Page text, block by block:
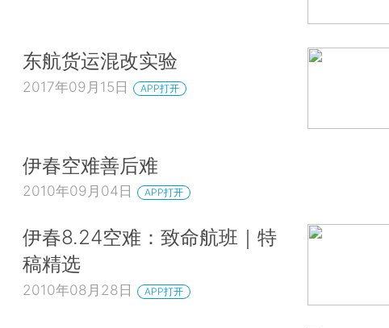
东航货运混改实验
2017年09月15日 APP打开
伊春空难善后难
2010年09月04日 APP打开
伊春8.24空难：致命航班｜特
稿精选
2010年08月28日 APP打开